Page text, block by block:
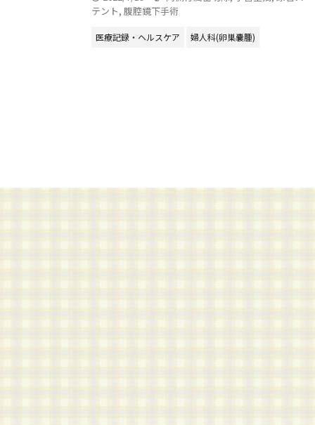
テント, 腹腔鏡下手術
医療記録・ヘルスケア 婦人科(卵巣嚢腫)